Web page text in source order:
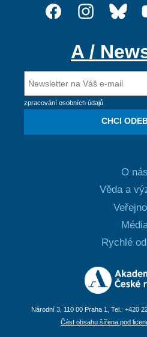
A /
zpracování osobních údajů
CHCI
O nás
Věda a
Rychlé
Národní 3, 110 00 Praha 1, Tel.: +420
Část obsahu šířena pod